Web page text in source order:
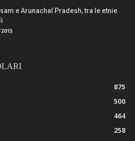
e Arunachal Pradesh, tra le etnie
875
500
464
258